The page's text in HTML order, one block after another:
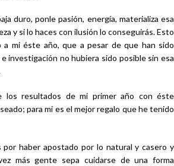
duro, ponle pasión, energía, materializa esa
y si lo haces con ilusión lo conseguirás. Esto
a mi éste año, que a pesar de que han sido
investigación no hubiera sido posible sin esa
los resultados de mi primer año con éste
para mi es el mejor regalo que he tenido
por haber apostado por lo natural y casero y
más gente sepa cuidarse de una forma